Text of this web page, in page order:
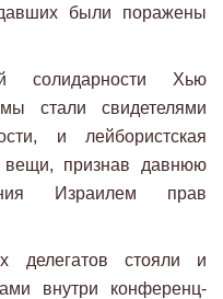
были поражены
солидарности Хью
стали свидетелями
и лейбористская
вещи, признав давнюю
Израилем прав
делегатов стояли и
внутри конференц-